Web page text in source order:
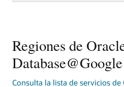
muestran
los
servicios
de
Regiones de
Consulta la lista de servicios de